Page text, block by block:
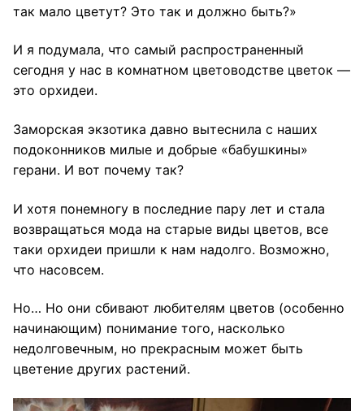
так мало цветут? Это так и должно быть?»
И я подумала, что самый распространенный
сегодня у нас в комнатном цветоводстве цветок —
это орхидеи.
Заморская экзотика давно вытеснила с наших
подоконников милые и добрые «бабушкины»
герани. И вот почему так?
И хотя понемногу в последние пару лет и стала
возвращаться мода на старые виды цветов, все
таки орхидеи пришли к нам надолго. Возможно,
что насовсем.
Но… Но они сбивают любителям цветов (особенно
начинающим) понимание того, насколько
недолговечным, но прекрасным может быть
цветение других растений.